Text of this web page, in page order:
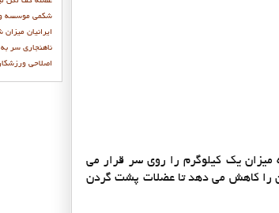
میزان یک کیلوگرم را روی سر قرار می
را کاهش می دهد تا عضلات پشت گردن
شکمی موسسه
ایرانیان میزان
ناهنجاری سر
اصلاحی